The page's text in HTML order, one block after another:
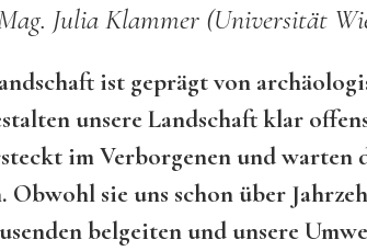
Julia Klammer (Universität
ist geprägt von
unsere Landschaft klar
im Verborgenen und warten
Obwohl sie uns schon über
belgeiten und unsere